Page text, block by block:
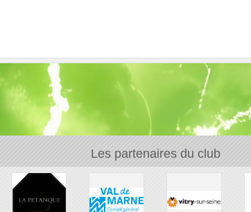
Les partenaires du club